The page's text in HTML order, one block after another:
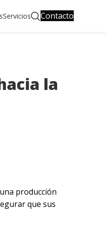
Servicios Contacto
la
producción
que sus